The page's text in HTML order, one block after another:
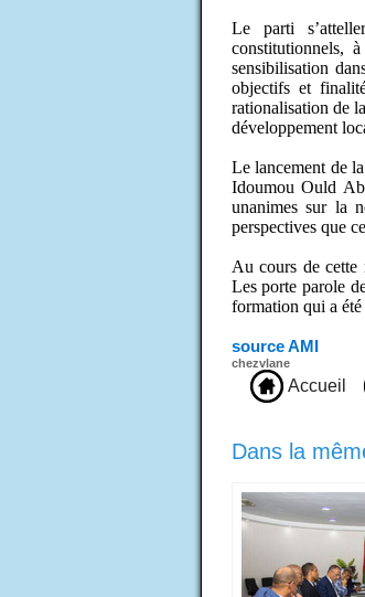
Le parti
constitutionnels,
sensibilisation
objectifs et
rationalisation de
développement
Le lancement de
Idoumou Ould
unanimes sur la
perspectives que
Au cours de cette
Les porte parole
formation qui a
source AMI
chezvlane
Accueil
Dans la